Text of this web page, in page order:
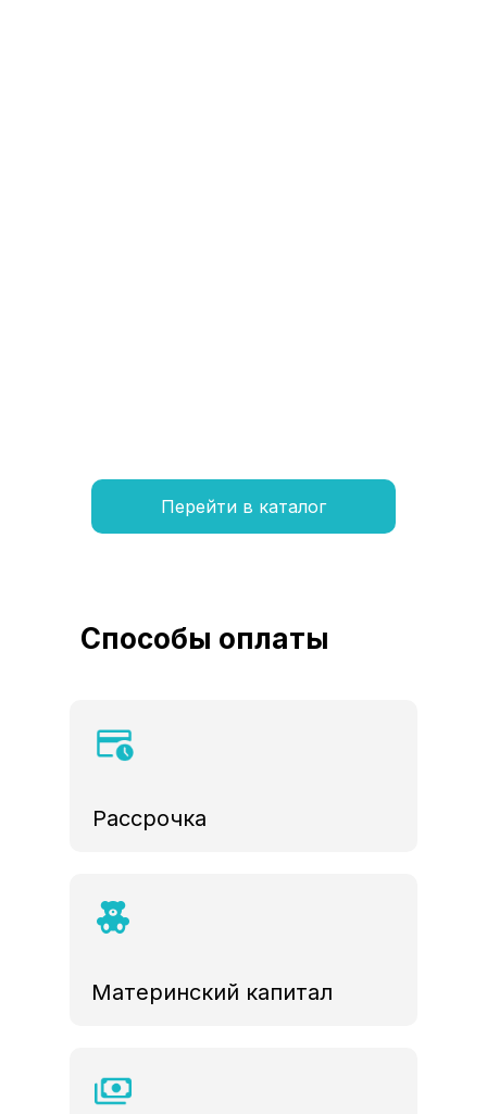
Перейти в каталог
Способы оплаты
Материнский капитал
Рассрочка